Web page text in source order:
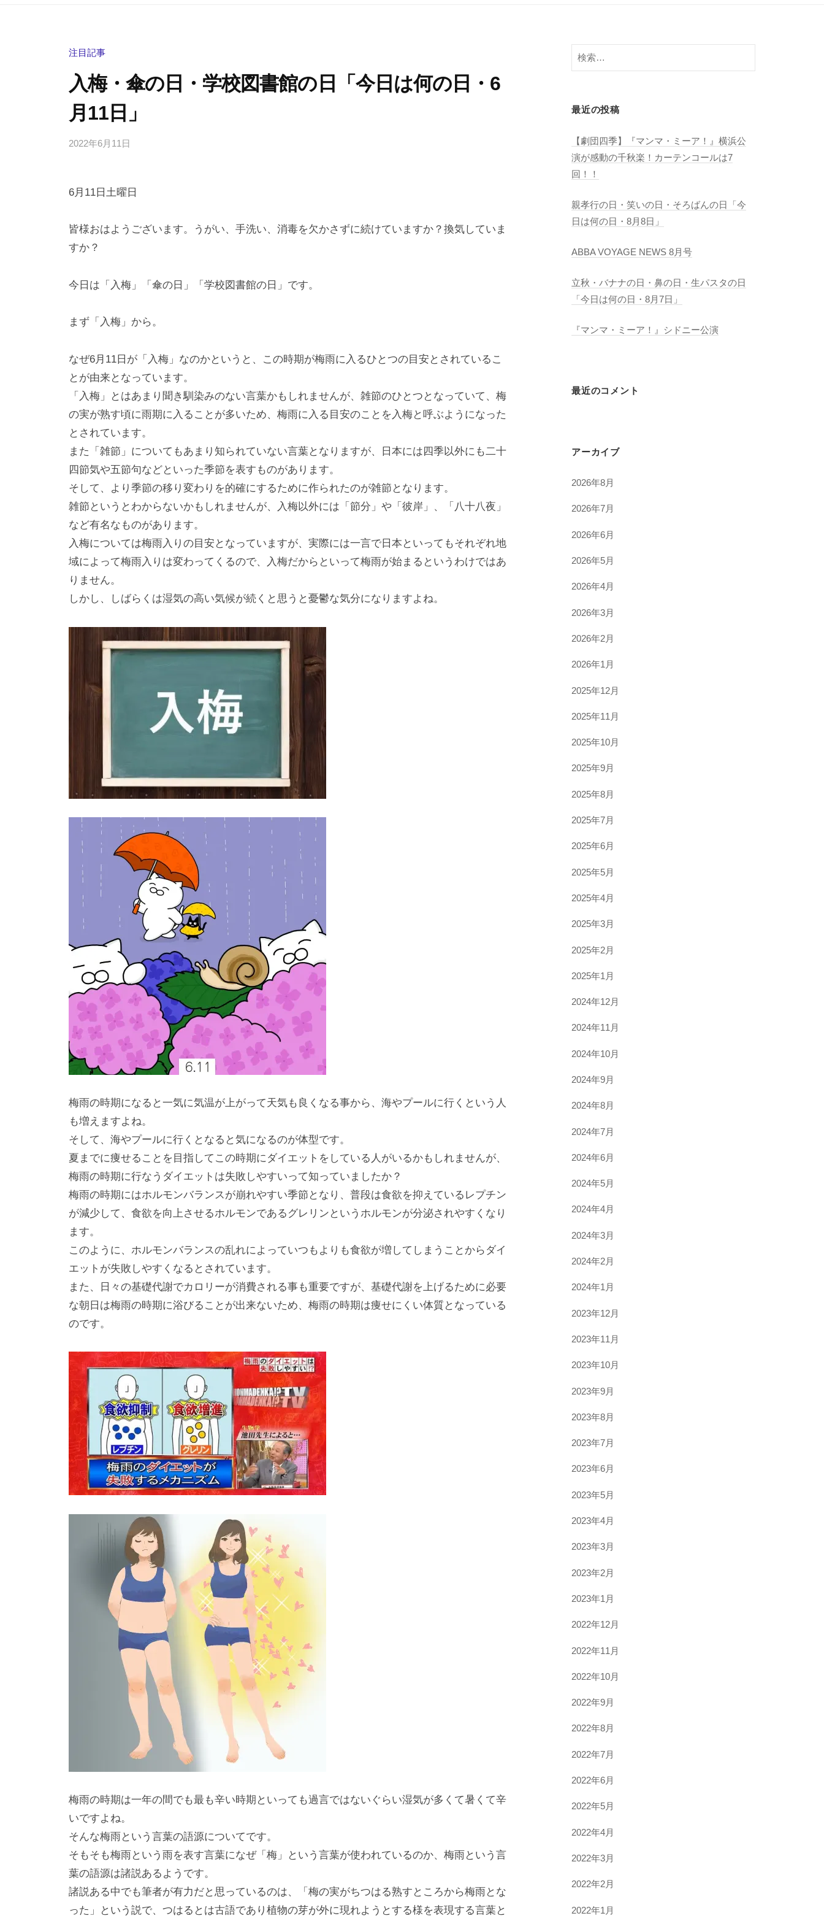
注目記事
入梅・傘の日・学校図書館の日「今日は何の日・6
月11日」
2022年6月11日
i
a
y
m
の
メ
6月11日土曜日
皆様おはようございます。うがい、手洗い、消毒を欠かさずに続けていますか？換気していま
すか？
今日は「入梅」「傘の日」「学校図書館の日」です。
まず「入梅」から。
なぜ6月11日が「入梅」なのかというと、この時期が梅雨に入るひとつの目安とされているこ
とが由来となっています。
「入梅」とはあまり聞き馴染みのない言葉かもしれませんが、雑節のひとつとなっていて、梅
の実が熟す頃に雨期に入ることが多いため、梅雨に入る目安のことを入梅と呼ぶようになった
とされています。
また「雑節」についてもあまり知られていない言葉となりますが、日本には四季以外にも二十
四節気や五節句などといった季節を表すものがあります。
そして、より季節の移り変わりを的確にするために作られたのが雑節となります。
雑節というとわからないかもしれませんが、入梅以外には「節分」や「彼岸」、「八十八夜」
など有名なものがあります。
入梅については梅雨入りの目安となっていますが、実際には一言で日本といってもそれぞれ地
域によって梅雨入りは変わってくるので、入梅だからといって梅雨が始まるというわけではあ
りません。
しかし、しばらくは湿気の高い気候が続くと思うと憂鬱な気分になりますよね。
梅雨の時期になると一気に気温が上がって天気も良くなる事から、海やプールに行くという人
も増えますよね。
そして、海やプールに行くとなると気になるのが体型です。
夏までに痩せることを目指してこの時期にダイエットをしている人がいるかもしれませんが、
梅雨の時期に行なうダイエットは失敗しやすいって知っていましたか？
梅雨の時期にはホルモンバランスが崩れやすい季節となり、普段は食欲を抑えているレプチン
が減少して、食欲を向上させるホルモンであるグレリンというホルモンが分泌されやすくなり
ます。
このように、ホルモンバランスの乱れによっていつもよりも食欲が増してしまうことからダイ
エットが失敗しやすくなるとされています。
また、日々の基礎代謝でカロリーが消費される事も重要ですが、基礎代謝を上げるために必要
な朝日は梅雨の時期に浴びることが出来ないため、梅雨の時期は痩せにくい体質となっている
のです。
梅雨の時期は一年の間でも最も辛い時期といっても過言ではないぐらい湿気が多くて暑くて辛
いですよね。
そんな梅雨という言葉の語源についてです。
そもそも梅雨という雨を表す言葉になぜ「梅」という言葉が使われているのか、梅雨という言
葉の語源は諸説あるようです。
諸説ある中でも筆者が有力だと思っているのは、「梅の実がちつはる熟すところから梅雨とな
った」という説で、つはるとは古語であり植物の芽が外に現れようとする様を表現する言葉と
検
索:
最近の投稿
【劇団四季】『マンマ・ミーア！』横浜公
演が感動の千秋楽！カーテンコールは7
回！！
親孝行の日・笑いの日・そろばんの日「今
日は何の日・8月8日」
ABBA VOYAGE NEWS 8月号
立秋・バナナの日・鼻の日・生パスタの日
「今日は何の日・8月7日」
『マンマ・ミーア！』シドニー公演
最近のコメント
アーカイブ
2026年8月
2026年7月
2026年6月
2026年5月
2026年4月
2026年3月
2026年2月
2026年1月
2025年12月
2025年11月
2025年10月
2025年9月
2025年8月
2025年7月
2025年6月
2025年5月
2025年4月
2025年3月
2025年2月
2025年1月
2024年12月
2024年11月
2024年10月
2024年9月
2024年8月
2024年7月
2024年6月
2024年5月
2024年4月
2024年3月
2024年2月
2024年1月
2023年12月
2023年11月
2023年10月
2023年9月
2023年8月
2023年7月
2023年6月
2023年5月
2023年4月
2023年3月
2023年2月
2023年1月
2022年12月
2022年11月
2022年10月
2022年9月
2022年8月
2022年7月
2022年6月
2022年5月
2022年4月
2022年3月
2022年2月
2022年1月